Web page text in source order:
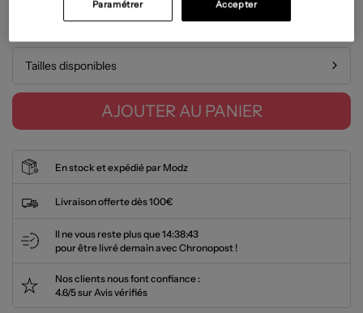
Guide des tailles
Tailles disponibles
AJOUTER AU PANIER
En stock et expédié par Modz
Livraison offerte dès 100€
Il ne vous reste plus que14:38:43
pour être livré demain avec Chronopost !
Nos clients nous font confiance :
4.6/5 sur Avis vérifiés
Accepter
Paramétrer